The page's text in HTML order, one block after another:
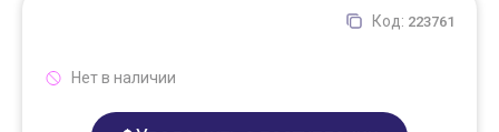
Код: 223761
Нет в наличии